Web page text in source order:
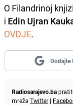
O Filandrinoj
i Edin Ujran
OVDJE.
Dodajte
Radiosarajevo.ba
mreža Twitter |